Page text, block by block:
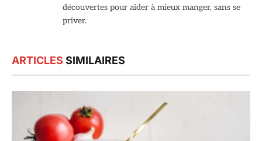
découvertes pour aider à mieux manger, sans se
priver.
ARTICLES SIMILAIRES